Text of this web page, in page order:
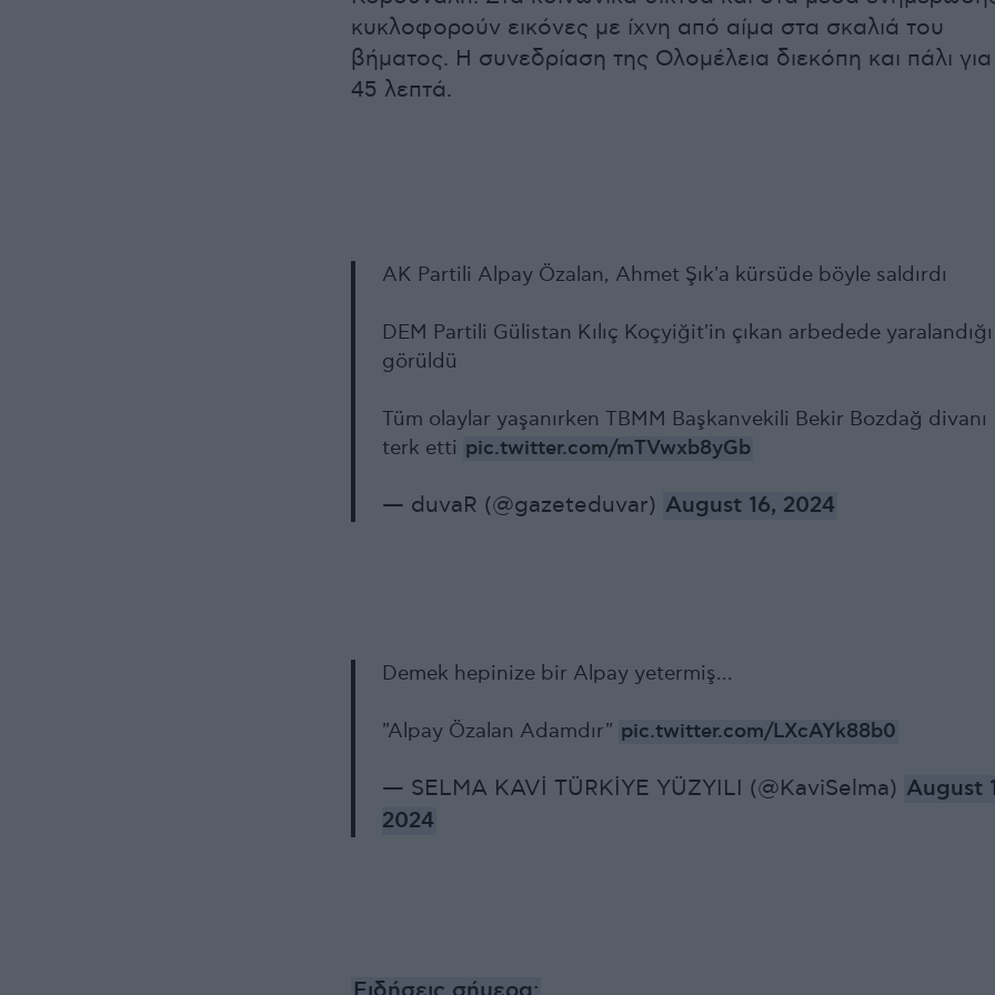
κυκλοφορούν εικόνες με ίχνη από αίμα στα σκαλιά του
βήματος. Η συνεδρίαση της Ολομέλεια διεκόπη και πάλι για
45 λεπτά.
AK Partili Alpay Özalan, Ahmet Şık'a kürsüde böyle saldırdı
DEM Partili Gülistan Kılıç Koçyiğit'in çıkan arbedede yaralandığı
görüldü
Tüm olaylar yaşanırken TBMM Başkanvekili Bekir Bozdağ divanı
terk etti pic.twitter.com/mTVwxb8yGb
— duvaR (@gazeteduvar) August 16, 2024
Demek hepinize bir Alpay yetermiş...
"Alpay Özalan Adamdır" pic.twitter.com/LXcAYk88b0
— SELMA KAVİ TÜRKİYE YÜZYILI (@KaviSelma) August
2024